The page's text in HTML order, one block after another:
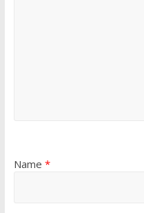
Name *